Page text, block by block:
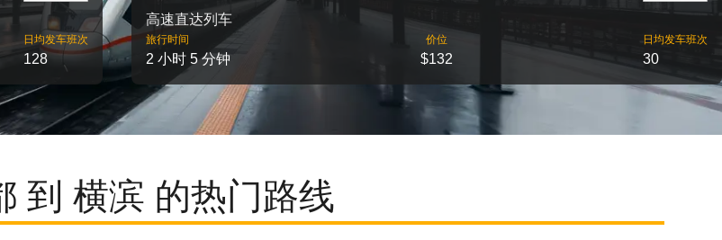
日均发车班次
128
高速直达列车
旅行时间
2 小时 5 分钟
价位
$132
日均发车班次
30
到 横滨 的热门路线